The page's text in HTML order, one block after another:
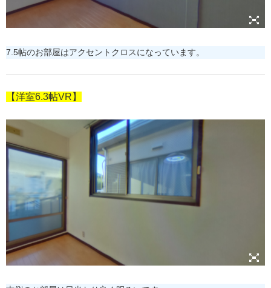
7.5帖のお部屋はアクセントクロスになっています。
【洋室6.3帖VR】